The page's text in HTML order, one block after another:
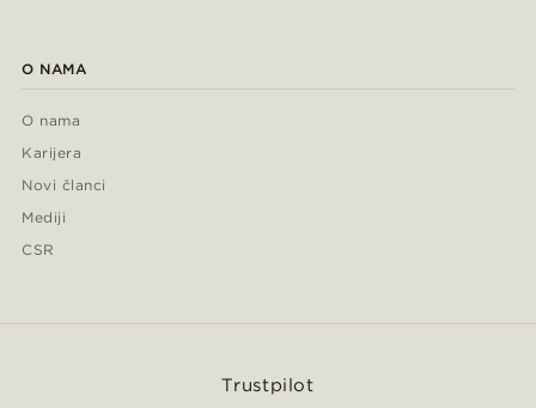
O NAMA
O nama
Karijera
Novi članci
Mediji
CSR
Trustpilot